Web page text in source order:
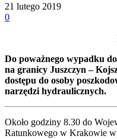
21 lutego 2019
0
Do poważnego wypadku
na granicy Juszczyn –
dostępu do osoby
narzędzi hydraulicznych.
Około godziny 8.30 do
Ratunkowego w Krakowie